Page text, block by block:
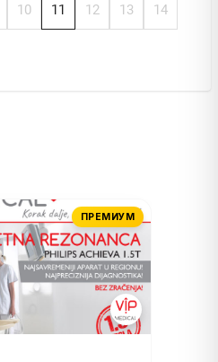
10 11 12 13 14
ПРЕМИУМ